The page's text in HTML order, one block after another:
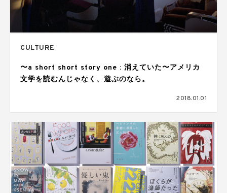
CULTURE
〜a short short story one : 消えていた〜アメリカ
文学を読むんじゃなく、遊ぶのなら。
2018.01.01